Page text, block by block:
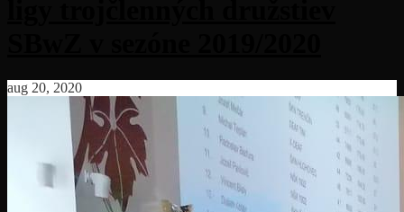
aug 20, 2020